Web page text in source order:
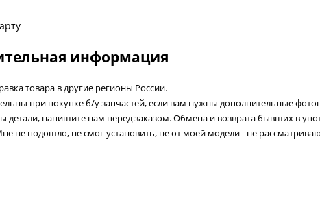
информация
товара в другие регионы России.
при покупке б/у запчастей, если вам нужны дополнительные
детали, напишите нам перед заказом. Обмена и возврата бывших в
не подошло, не смог установить, не от моей модели - не